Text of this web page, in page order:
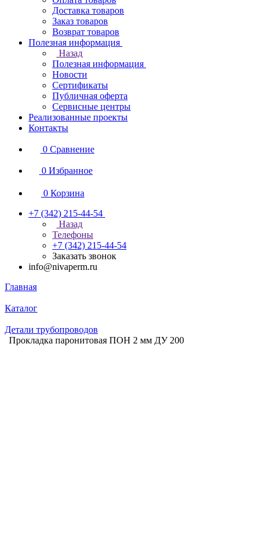
Доставка товаров
Заказ товаров
Возврат товаров
Полезная информация
Назад
Полезная информация
Новости
Сертификаты
Публичная оферта
Сервисные центры
Реализованные проекты
Контакты
0 Сравнение
0 Избранное
0 Корзина
+7 (342) 215-44-54
Назад
Телефоны
+7 (342) 215-44-54
Заказать звонок
info@nivaperm.ru
Главная
Каталог
Детали трубопроводов
Прокладка паронитовая ПОН 2 мм ДУ 200